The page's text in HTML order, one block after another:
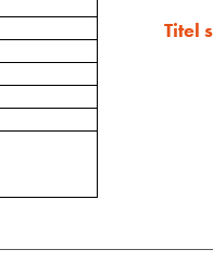
Titel